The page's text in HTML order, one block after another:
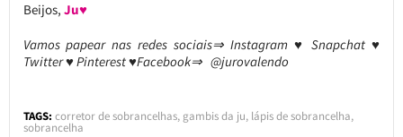
Beijos, Ju♥
Vamos papear nas redes sociais⇒ Instagram ♥ Snapchat ♥
Twitter ♥ Pinterest ♥Facebook⇒ @jurovalendo
TAGS: corretor de sobrancelhas, gambis da ju, lápis de sobrancelha,
sobrancelha